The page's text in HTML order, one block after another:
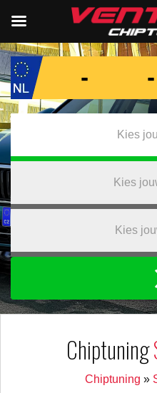
Kies
Kies
Kies
Chiptuning
Chiptuning »